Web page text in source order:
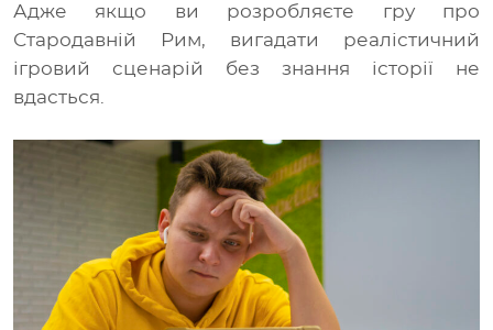
Адже якщо ви розробляєте гру про
Стародавній Рим, вигадати реалістичний
ігровий сценарій без знання історії не
вдасться.